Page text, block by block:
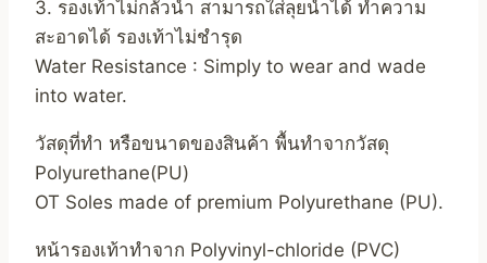
3. รองเท้าไม่กลัวน้ำ สามารถใส่ลุยน้ำได้ ทำความ
สะอาดได้ รองเท้าไม่ชำรุด
Water Resistance : Simply to wear and wade
into water.
วัสดุที่ทำ หรือขนาดของสินค้า พื้นทำจากวัสดุ
Polyurethane(PU)
OT Soles made of premium Polyurethane (PU).
หน้ารองเท้าทำจาก Polyvinyl-chloride (PVC)